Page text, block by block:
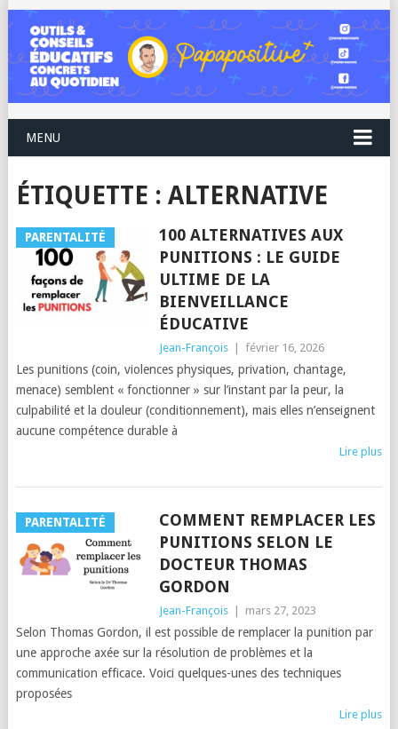
MENU
ÉTIQUETTE : ALTERNATIVE
PARENTALITÉ
100 ALTERNATIVES AUX
PUNITIONS : LE GUIDE
ULTIME DE LA
BIENVEILLANCE
ÉDUCATIVE
Jean-François février 16, 2026
Les punitions (coin, violences physiques, privation, chantage,
menace) semblent « fonctionner » sur l’instant par la peur, la
culpabilité et la douleur (conditionnement), mais elles n’enseignent
aucune compétence durable à
Lire plus
PARENTALITÉ
COMMENT REMPLACER LES
PUNITIONS SELON LE
DOCTEUR THOMAS
GORDON
Jean-François mars 27, 2023
Selon Thomas Gordon, il est possible de remplacer la punition par
une approche axée sur la résolution de problèmes et la
communication efficace. Voici quelques-unes des techniques
proposées
Lire plus